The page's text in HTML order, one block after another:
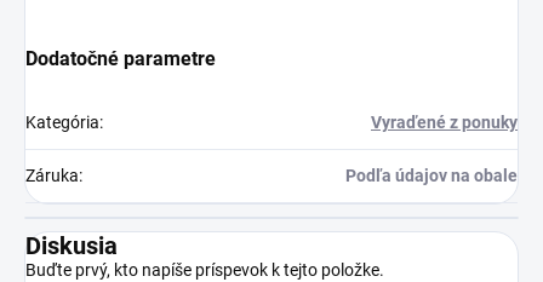
Dodatočné parametre
Kategória: Vyraďené z ponuky
Záruka: Podľa údajov na obale
Diskusia
Buďte prvý, kto napíše príspevok k tejto položke.